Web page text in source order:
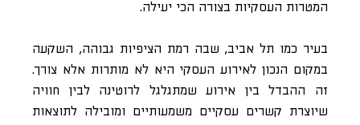
המטרות העסקיות בצורה הכי יעילה.
בעיר כמו תל אביב, שבה רמת הציפיות גבוהה, השקעה
במקום הנכון לאירוע העסקי היא לא מותרות אלא צורך.
זה ההבדל בין אירוע שמתגלגל לרוטינה לבין חוויה
שיוצרת קשרים עסקיים משמעותיים ומובילה לתוצאות